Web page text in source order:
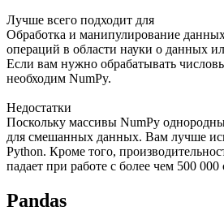
Лучше всего подходит для
Обработка и манипулирование
операций в области науки о данных
Если вам нужно обрабатывать
необходим NumPy.
Недостатки
Поскольку массивы NumPy
для смешанных данных. Вам лучше
Python. Кроме того,
падает при работе с более чем 500 000
Pandas